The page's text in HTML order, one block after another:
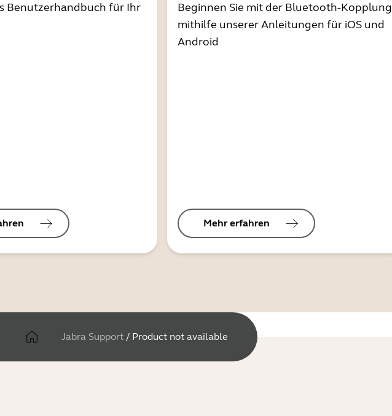
Benutzerhandbuch für Ihr
Beginnen Sie mit der Bluetooth-Kopplung
mithilfe unserer Anleitungen für iOS und
Android
Mehr erfahren
Jabra Support / Product not available